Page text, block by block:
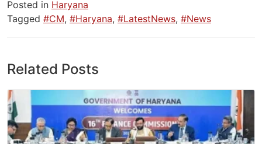
Posted in Haryana
Tagged #CM, #Haryana, #LatestNews, #News
Related Posts